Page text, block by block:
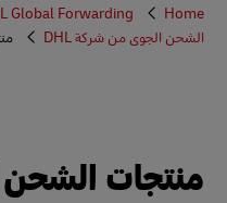
You
are
here
Home
Global Forwarding
الشحن الجوي من شركة DHL
منتجات الشحن